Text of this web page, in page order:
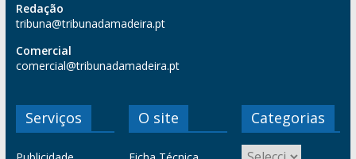
Redação
tribuna@tribunadamadeira.pt
Comercial
comercial@tribunadamadeira.pt
Serviços O site Categorias